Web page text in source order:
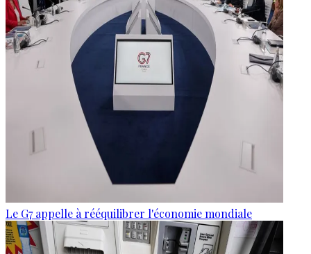
Le G7 appelle à rééquilibrer l'économie mondiale